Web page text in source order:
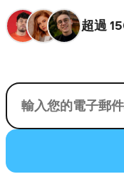
超過
您的電子郵件